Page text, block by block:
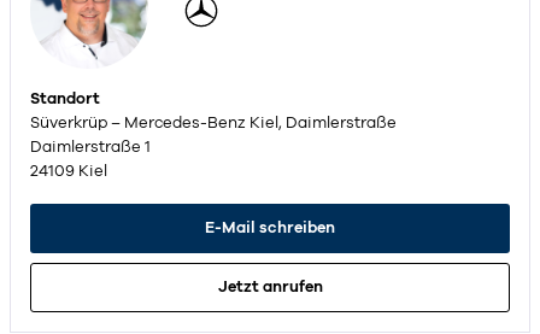
Standort
Süverkrüp – Mercedes-Benz Kiel, Daimlerstraße
Daimlerstraße 1
24109 Kiel
E-Mail schreiben
Jetzt anrufen